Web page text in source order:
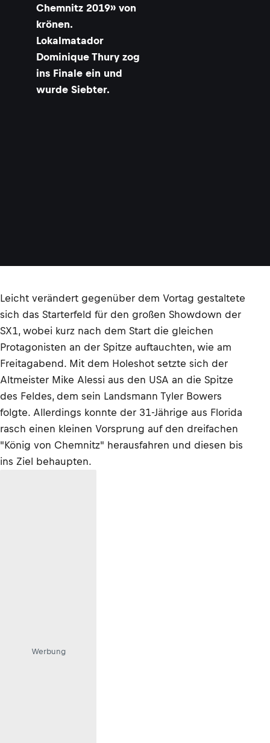
Chemnitz 2019» von
krönen.
Lokalmatador
Dominique Thury zog
ins Finale ein und
wurde Siebter.
Leicht verändert gegenüber dem Vortag gestaltete
sich das Starterfeld für den großen Showdown der
SX1, wobei kurz nach dem Start die gleichen
Protagonisten an der Spitze auftauchten, wie am
Freitagabend. Mit dem Holeshot setzte sich der
Altmeister Mike Alessi aus den USA an die Spitze
des Feldes, dem sein Landsmann Tyler Bowers
folgte. Allerdings konnte der 31-Jährige aus Florida
rasch einen kleinen Vorsprung auf den dreifachen
"König von Chemnitz" herausfahren und diesen bis
ins Ziel behaupten.
Werbung